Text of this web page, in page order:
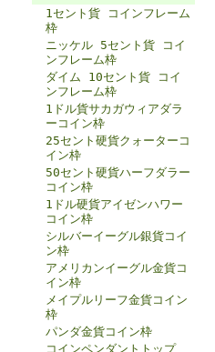
1セント貨 コインフレーム
枠
ニッケル 5セント貨 コイ
ンフレーム枠
ダイム 10セント貨 コイ
ンフレーム枠
1ドル貨サカガウィアダラ
ーコイン枠
25セント硬貨クォーターコ
イン枠
50セント硬貨ハーフダラー
コイン枠
1ドル硬貨アイゼンハワー
コイン枠
シルバーイーグル銀貨コイ
ン枠
アメリカンイーグル金貨コ
イン枠
メイプルリーフ金貨コイン
枠
パンダ金貨コイン枠
コインペンダントトップ